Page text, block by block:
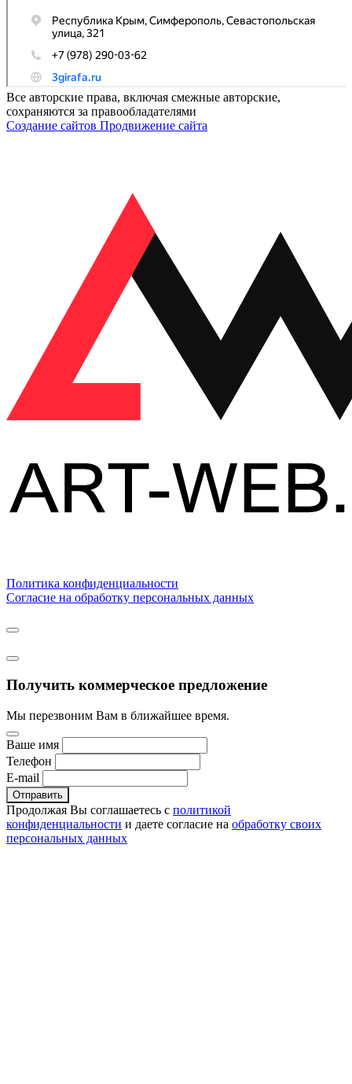
Все авторские права, включая смежные авторские,
сохраняются за правообладателями
Создание сайтов Продвижение сайта
Политика конфиденциальности
Согласие на обработку персональных данных
Получить коммерческое предложение
Мы перезвоним Вам в ближайшее время.
Ваше имя
Телефон
E-mail
Отправить
Продолжая Вы соглашаетесь с политикой
конфиденциальности и даете согласие на обработку своих
персональных данных